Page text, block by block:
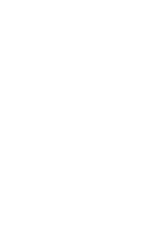
Ürün resmi
Ürün
Ürün
Ürün fiyatı
Bu ürüne